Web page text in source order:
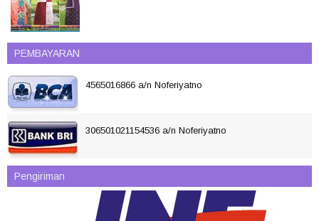
PEMBAYARAN
4565016866 a/n Noferiyatno
306501021154536 a/n Noferiyatno
Pengiriman